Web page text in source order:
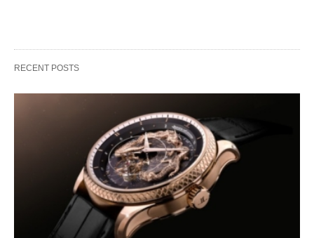
RECENT POSTS